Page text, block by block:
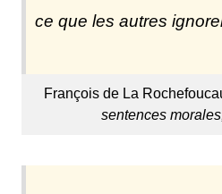
ce que les autres
François de La
sentences